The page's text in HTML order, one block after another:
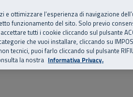
della disabilità
Storie, news ed eventi
ottimizzare l’esperienza di navigazione
funzionamento del sito. Solo previo
tutti i cookie cliccando sul pulsante
che vuoi installare, cliccando su
tecnici, puoi farlo cliccando sul pulsante
la nostra Informativa Privacy.